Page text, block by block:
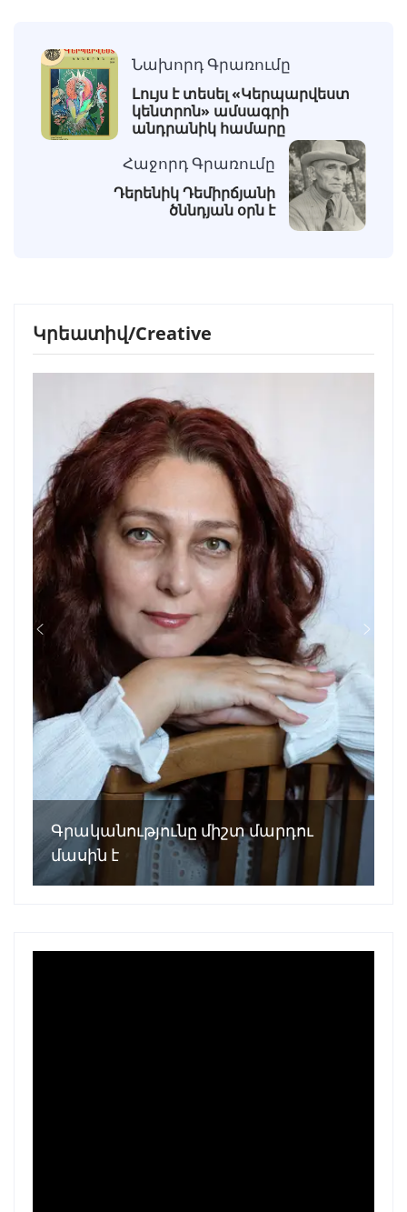
Նախորդ Գրառումը
Լույս է տեսել «Կերպարվեստ
կենտրոն» ամսագրի
անդրանիկ համարը
Հաջորդ Գրառումը
Դերենիկ Դեմիրճյանի
ծննդյան օրն է
Կրեատիվ/Creative
Գրականությունը միշտ մարդու
մասին է